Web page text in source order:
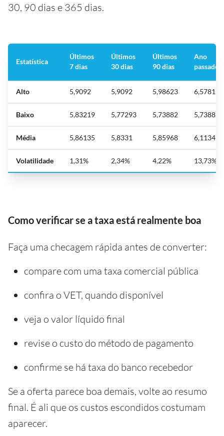
30, 90 dias e 365 dias.
Estatística
Últimos
7 dias
Últimos
30 dias
Últimos
90 dias
Ano
passado
Alto 5,9092 5,9092 5,98623 6,57812
Baixo 5,83219 5,77293 5,73882 5,73882
Média 5,86135 5,8331 5,85968 6,1134
Volatilidade 1,31% 2,34% 4,22% 13,73%
Como verificar se a taxa está realmente boa
Faça uma checagem rápida antes de converter:
compare com uma taxa comercial pública
confira o VET, quando disponível
veja o valor líquido final
revise o custo do método de pagamento
confirme se há taxa do banco recebedor
Se a oferta parece boa demais, volte ao resumo
final. É ali que os custos escondidos costumam
aparecer.